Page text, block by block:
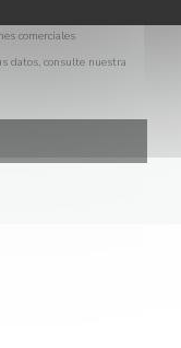
comerciales
datos, consulte nuestra